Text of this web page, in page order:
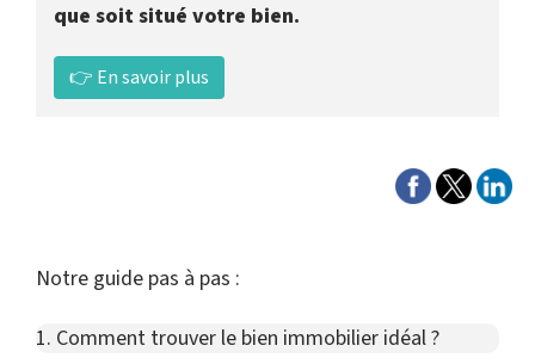
que soit situé votre bien.
👉 En savoir plus
Notre guide pas à pas :
1. Comment trouver le bien immobilier idéal ?